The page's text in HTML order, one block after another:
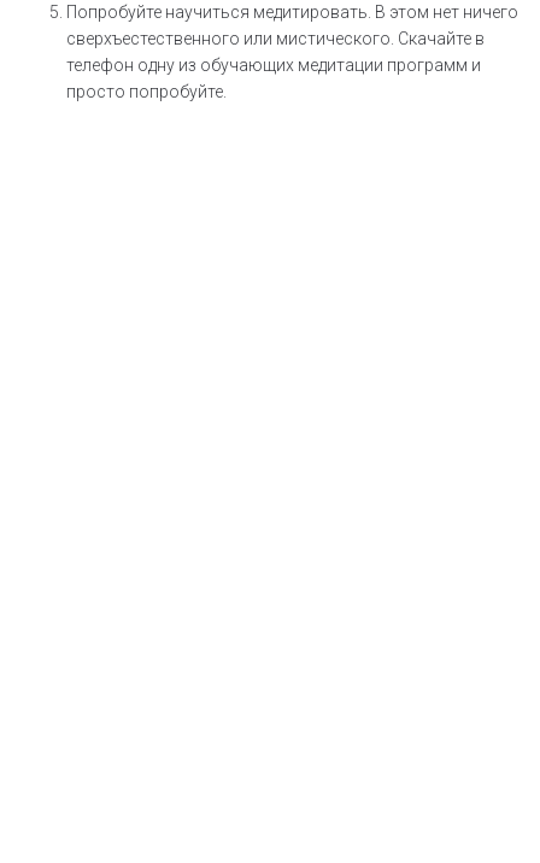
Попробуйте научиться медитировать. В этом нет ничего
сверхъестественного или мистического. Скачайте в
телефон одну из обучающих медитации программ и
просто попробуйте.